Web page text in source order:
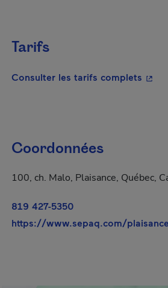
Tarifs
Consulter les tarifs complets -
Coordonnées
100, ch. Malo, Plaisance, Québec,
819 427-5350
https://www.sepaq.com/plaisance